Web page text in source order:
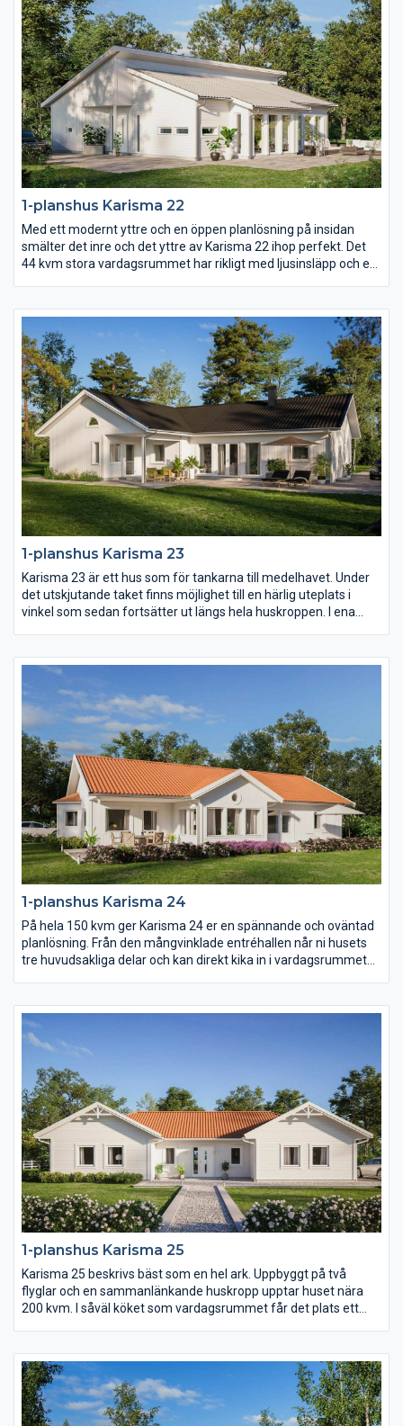
1-planshus Karisma 22
Med ett modernt yttre och en öppen planlösning på insidan
smälter det inre och det yttre av Karisma 22 ihop perfekt. Det
44 kvm stora vardagsrummet har rikligt med ljusinsläpp och ett
långsidan är Karisma 22 ritat för er med vacker utsikt över skog
och mark, vattendrag eller varför inte en fantastiskt mysig
trädgård?
1-planshus Karisma 23
Karisma 23 är ett hus som för tankarna till medelhavet. Under
det utskjutande taket finns möjlighet till en härlig uteplats i
vinkel som sedan fortsätter ut längs hela huskroppen. I ena
ryggåstak över vardagsrum, matplats och kök.
1-planshus Karisma 24
På hela 150 kvm ger Karisma 24 er en spännande och oväntad
planlösning. Från den mångvinklade entréhallen når ni husets
tre huvudsakliga delar och kan direkt kika in i vardagsrummet
barn- och ungdomsdel med eget allrum samt en vuxendel med
stort badrum och arbetsrum. Karisma 24 har helt enkelt extra
allt.
1-planshus Karisma 25
Karisma 25 beskrivs bäst som en hel ark. Uppbyggt på två
flyglar och en sammanlänkande huskropp upptar huset nära
200 kvm. I såväl köket som vardagsrummet får det plats ett
på hela 23 kvm med utgång till den öppna innergården på
trädgårdssidan.